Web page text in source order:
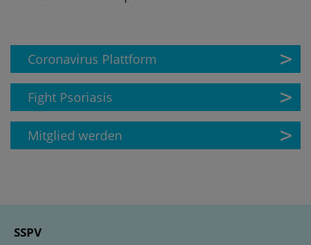
Coronavirus Plattform
Fight Psoriasis
Mitglied werden
SSPV